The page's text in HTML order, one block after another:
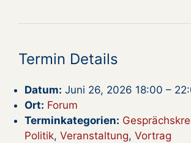
Termin Details
Datum: Juni 26, 2026 18:00 –
Ort: Forum
Terminkategorien:
Politik, Veranstaltung, Vortrag